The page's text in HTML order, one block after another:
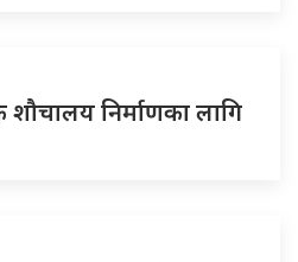
शौचालय निर्माणका लागि